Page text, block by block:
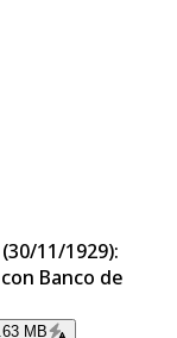
11/1929):
Banco de
MB